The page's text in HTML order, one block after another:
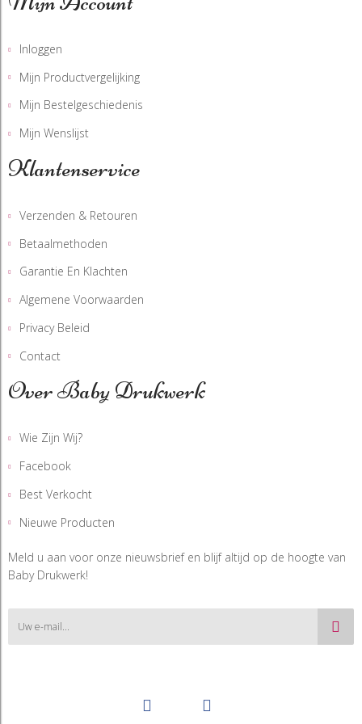
Inloggen
Mijn Productvergelijking
Mijn Bestelgeschiedenis
Mijn Wenslijst
Klantenservice
Verzenden & Retouren
Betaalmethoden
Garantie En Klachten
Algemene Voorwaarden
Privacy Beleid
Contact
Over Baby Drukwerk
Wie Zijn Wij?
Facebook
Best Verkocht
Nieuwe Producten
Meld u aan voor onze nieuwsbrief en blijf altijd op de hoogte van
Baby Drukwerk!